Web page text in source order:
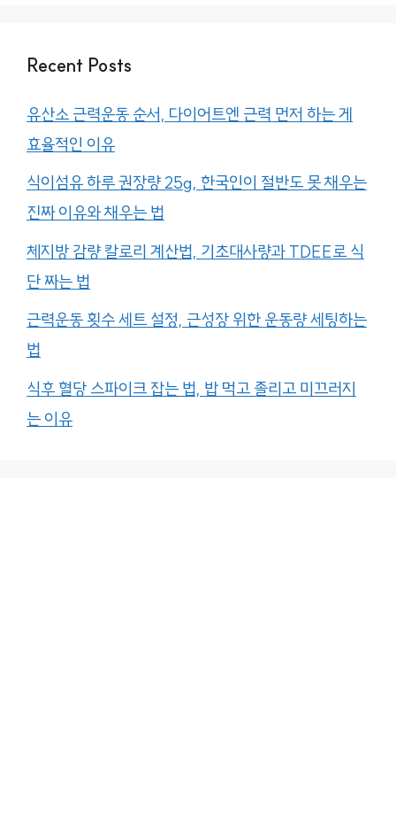
Recent Posts
유산소 근력운동 순서, 다이어트엔 근력 먼저 하는 게
효율적인 이유
식이섬유 하루 권장량 25g, 한국인이 절반도 못 채우는
진짜 이유와 채우는 법
체지방 감량 칼로리 계산법, 기초대사량과 TDEE로 식
단 짜는 법
근력운동 횟수 세트 설정, 근성장 위한 운동량 세팅하는
법
식후 혈당 스파이크 잡는 법, 밥 먹고 졸리고 미끄러지
는 이유